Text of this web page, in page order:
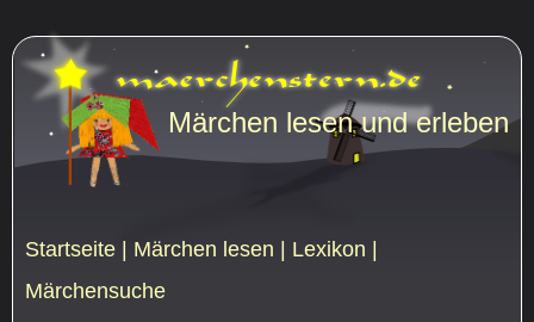
Startseite | Märchen lesen | Lexikon |
Märchensuche
Märchen lesen und erleben